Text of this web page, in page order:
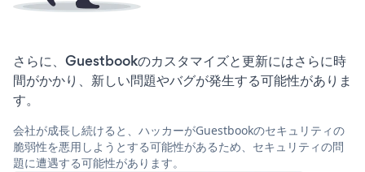
さらに、Guestbookのカスタマイズと更新にはさらに時
間がかかり、新しい問題やバグが発生する可能性がありま
す。
会社が成長し続けると、ハッカーがGuestbookのセキュリティの
脆弱性を悪用しようとする可能性があるため、セキュリティの問
題に遭遇する可能性があります。